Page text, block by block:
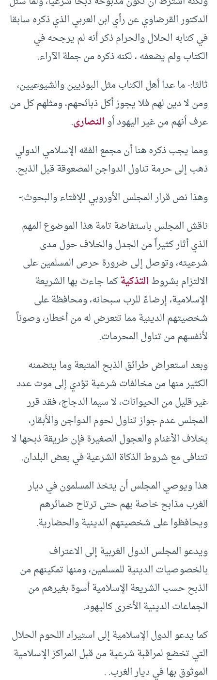
الدكتور القرضاوي عن رأي ابن العربي الذي ذكره سابقا
في كتابه الحلال والحرام ذكر أنه لم يرجحه في
الكتاب ولم يضعفه ، لكنه ذكره من جملة الآراء.
ثالثا:- ما عدا أهل الكتاب مثل البوذيين والشيوعيين،
ومن لا دين لهم فلا يجوز أكل ذبائحهم، ومثلهم كل من
عرف أنهم من غير اليهود أوالنصارى.
ومما يجب ذكره هنا أن مجمع الفقه الإسلامي الدولي
ذهب إلى حرمة تناول الدواجن المصعوقة قبل الذبح.
وهذا نص قرار المجلس الأوروبي للإفتاء والبحوث:-
ناقش المجلس باستفاضة تامة هذا الموضوع المهم
الذي أثار كثيراً من الجدل والخلاف حول مدى
شرعيته، وتوصل إلى ضرورة حرص المسلمين على
الالتزام بشروطالتذكيةكما جاءت بها الشريعة
الإسلامية، إرضاءً للرب سبحانه، ومحافظة على
شخصيتهم الدينية مما تتعرض له من أخطار، وصوناً
لأنفسهم من تناول المحرمات.
وبعد استعراض طرائق الذبح المتبعة وما يتضمنه
الكثير منها من مخالفات شرعية تؤدي إلى موت عدد
غير قليل من الحيوانات، لا سيما الدجاج، فقد قرر
المجلس عدم جواز تناول لحوم الدواجن والأبقار،
بخلاف الأغنام والعجول الصغيرة فإن طريقة ذبحها لا
تتنافى مع شروط الذكاة الشرعية في بعض البلدان.
هذا ويوصي المجلس أن يتخذ المسلمون في ديار
الغرب مذابح خاصة بهم حتى ترتاح ضمائرهم
ويحافظوا على شخصيتهم الدينية والحضارية.
ويدعو المجلس الدول الغربية إلى الاعتراف
بالخصوصيات الدينية للمسلمين، ومنها تمكينهم من
الذبح حسب الشريعة الإسلامية أسوة بغيرهم من
الجماعات الدينية الأخرى كاليهود.
كما يدعو الدول الإسلامية إلى استيراد اللحوم الحلال
التي تخضع لمراقبة شرعية من قبل المراكز الإسلامية
الموثوق بها في ديار الغرب. .